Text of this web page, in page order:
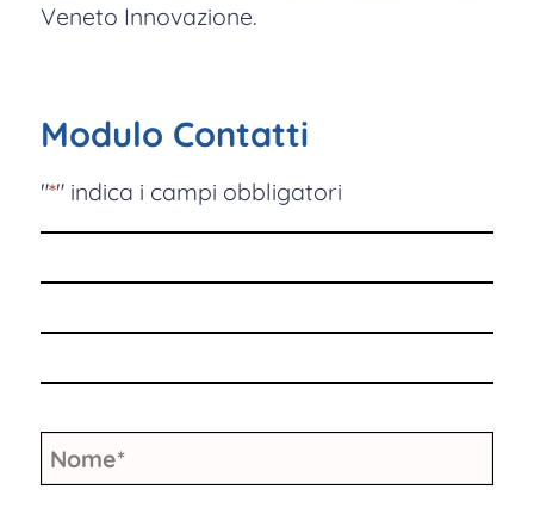
Veneto Innovazione.
Modulo Contatti
"*" indica i campi obbligatori
Nome *